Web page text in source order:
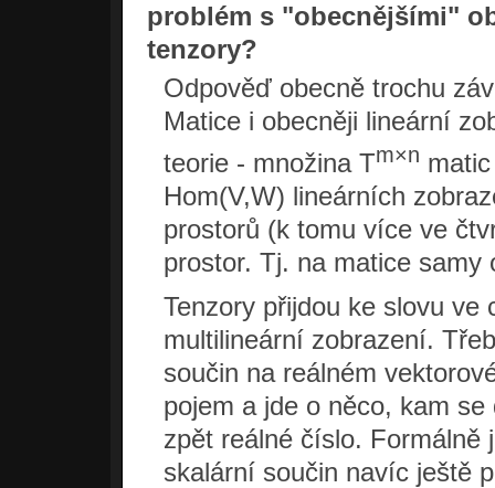
problém s "obecnějšími"
tenzory?
Odpověď obecně trochu
Matice i obecněji lineární
teorie - množina Tm×n
Hom(V,W) lineárních
prostorů (k tomu více ve
prostor. Tj. na matice samy
Tenzory přijdou ke slovu ve
multilineární zobrazení.
součin na reálném
pojem a jde o něco, kam
zpět reálné číslo.
skalární součin navíc ještě